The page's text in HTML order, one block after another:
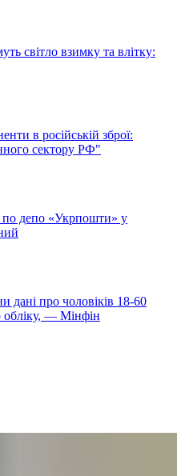
світло взимку та влітку:
в російській зброї:
сектору РФ"
по депо «Укрпошти» у
дані про чоловіків 18-60
обліку, — Мінфін